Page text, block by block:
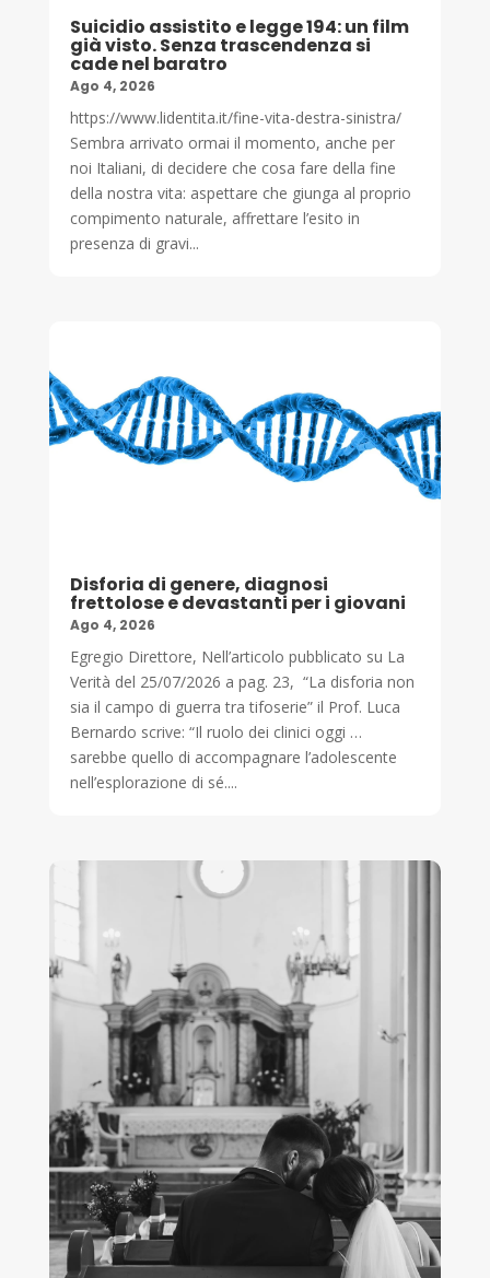
Suicidio assistito e legge 194: un film
già visto. Senza trascendenza si
cade nel baratro
Ago 4, 2026
https://www.lidentita.it/fine-vita-destra-sinistra/
Sembra arrivato ormai il momento, anche per
noi Italiani, di decidere che cosa fare della fine
della nostra vita: aspettare che giunga al proprio
compimento naturale, affrettare l’esito in
presenza di gravi...
Disforia di genere, diagnosi
frettolose e devastanti per i giovani
Ago 4, 2026
Egregio Direttore, Nell’articolo pubblicato su La
Verità del 25/07/2026 a pag. 23, “La disforia non
sia il campo di guerra tra tifoserie” il Prof. Luca
Bernardo scrive: “Il ruolo dei clinici oggi …
sarebbe quello di accompagnare l’adolescente
nell’esplorazione di sé....